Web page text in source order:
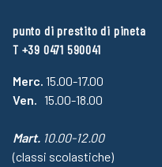
punto di prestito di pineta
T +39 0471 590041
Merc. 15.00-17.00
Ven.
15.00-18.00
Mart. 10.00-12.00
(classi scolastiche)